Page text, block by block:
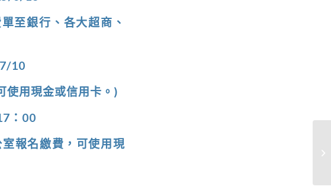
至銀行、各大超商、
10
使用現金或信用卡。)
：00
報名繳費，可使用現